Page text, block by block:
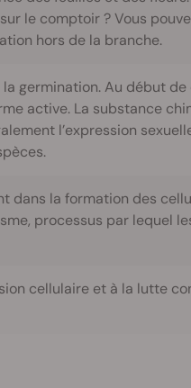
le comptoir ? Vous
hors de la branche.
germination. Au début de
active. La substance
l’expression
dans la formation des
processus par lequel
cellulaire et à la lutte